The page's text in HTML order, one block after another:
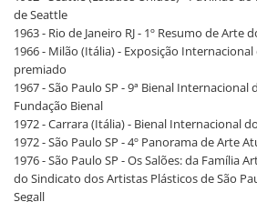
de Seattle
1963 - Rio de Janeiro RJ - 1º Resumo de Arte
1966 - Milão (Itália) - Exposição
premiado
1967 - São Paulo SP - 9ª Bienal Internacional
Fundação Bienal
1972 - Carrara (Itália) - Bienal Internacional
1972 - São Paulo SP - 4º Panorama de Arte
1976 - São Paulo SP - Os Salões: da Família
do Sindicato dos Artistas Plásticos de São
Segall